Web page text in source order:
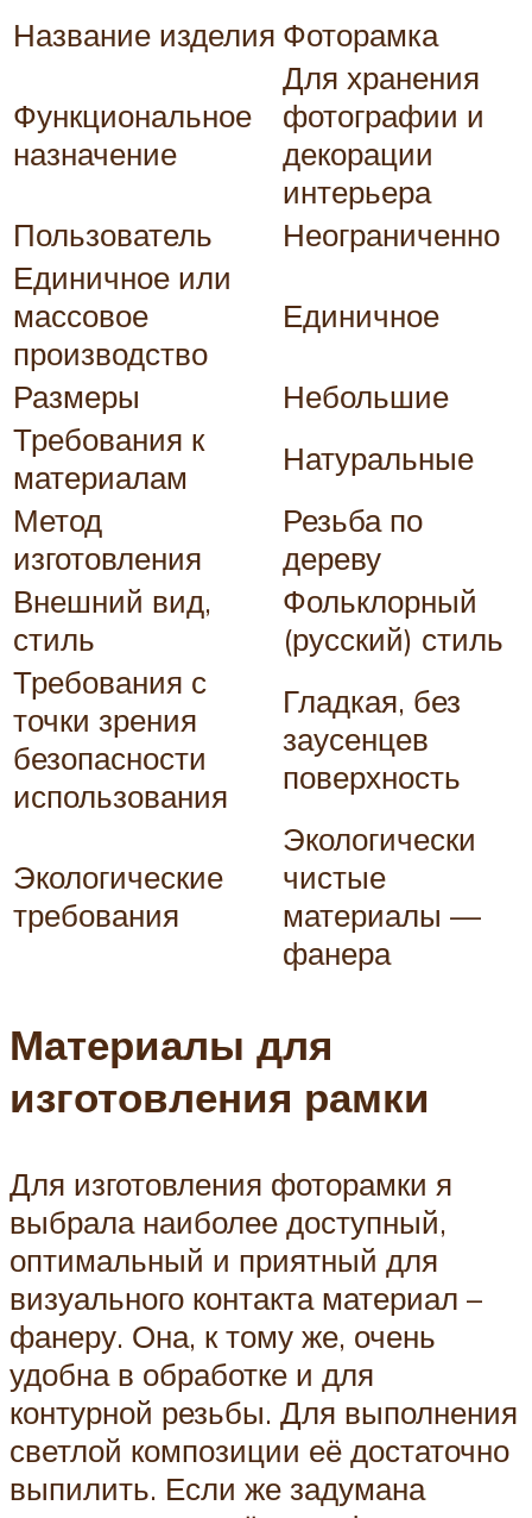
Название изделия Фоторамка
Функциональное
назначение
Для хранения
фотографии и
декорации
интерьера
Пользователь
Неограниченно
Единичное или
массовое
производство
Единичное
Размеры
Небольшие
Требования к
материалам
Натуральные
Метод
изготовления
Резьба по
дереву
Внешний вид,
стиль
Фольклорный
(русский) стиль
Требования с
точки зрения
безопасности
использования
Гладкая, без
заусенцев
поверхность
Экологические
требования
Экологически
чистые
материалы —
фанера
Материалы для
изготовления рамки
Для изготовления фоторамки я
выбрала наиболее доступный,
оптимальный и приятный для
визуального контакта материал –
фанеру. Она, к тому же, очень
удобна в обработке и для
контурной резьбы. Для выполнения
светлой композиции её достаточно
выпилить. Если же задумана